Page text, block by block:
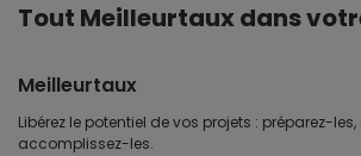
Tout Meilleurtaux dans
Meilleurtaux
Libérez le potentiel de vos projets : préparez-
accomplissez-les.